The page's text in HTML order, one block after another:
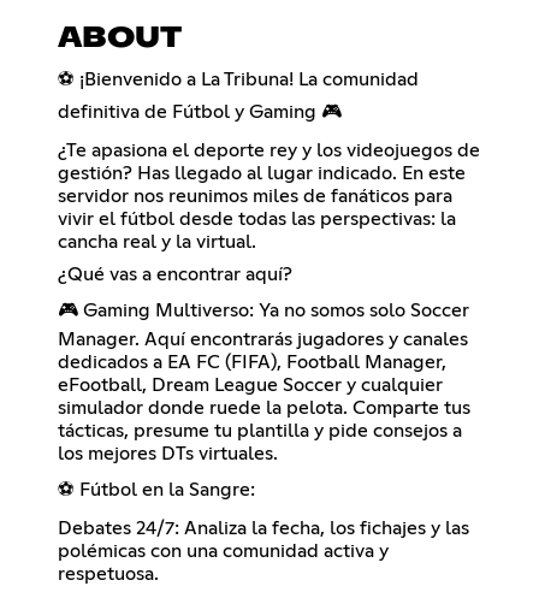
ABOUT
⚽ ¡Bienvenido a La Tribuna! La comunidad
definitiva de Fútbol y Gaming 🎮
¿Te apasiona el deporte rey y los videojuegos de
gestión? Has llegado al lugar indicado. En este
servidor nos reunimos miles de fanáticos para
vivir el fútbol desde todas las perspectivas: la
cancha real y la virtual.
¿Qué vas a encontrar aquí?
🎮 Gaming Multiverso: Ya no somos solo Soccer
Manager. Aquí encontrarás jugadores y canales
dedicados a EA FC (FIFA), Football Manager,
eFootball, Dream League Soccer y cualquier
simulador donde ruede la pelota. Comparte tus
tácticas, presume tu plantilla y pide consejos a
los mejores DTs virtuales.
⚽ Fútbol en la Sangre:
Debates 24/7: Analiza la fecha, los fichajes y las
polémicas con una comunidad activa y
respetuosa.